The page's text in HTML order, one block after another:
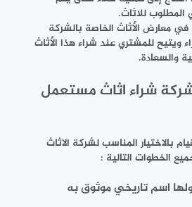
المطلوب للاثاث.
معارض الأثاث الخاصة بالشركة
ويتيح للمشتري عند شراء هذا الأثاث
والسعادة.
شراء اثاث مستعمل
بالاختيار المناسب لشركة الاثاث
الخطوات التالية :
اسم تاريخي موثوق به